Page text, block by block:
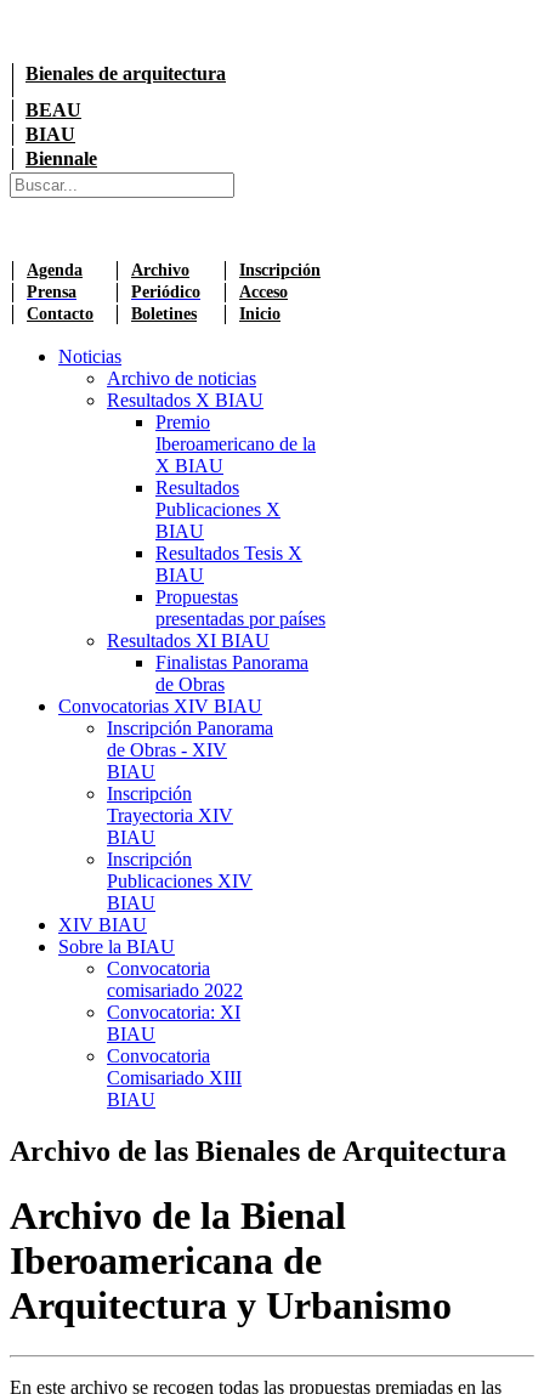
Bienales de arquitectura
BEAU
BIAU
Biennale
Agenda Archivo
Inscripción
Prensa
Periódico
Acceso
Contacto
Boletines Inicio
Noticias
Archivo de noticias
Resultados X BIAU
Premio
Iberoamericano de la
X BIAU
Resultados
Publicaciones X
BIAU
Resultados Tesis X
BIAU
Propuestas
presentadas por países
Resultados XI BIAU
Finalistas Panorama
de Obras
Convocatorias XIV BIAU
Inscripción Panorama
de Obras - XIV
BIAU
Inscripción
Trayectoria XIV
BIAU
Inscripción
Publicaciones XIV
BIAU
XIV BIAU
Sobre la BIAU
Convocatoria
comisariado 2022
Convocatoria: XI
BIAU
Convocatoria
Comisariado XIII
BIAU
Archivo de las Bienales de Arquitectura
Archivo de la Bienal
Iberoamericana de
Arquitectura y Urbanismo
En este archivo se recogen todas las propuestas premiadas en las